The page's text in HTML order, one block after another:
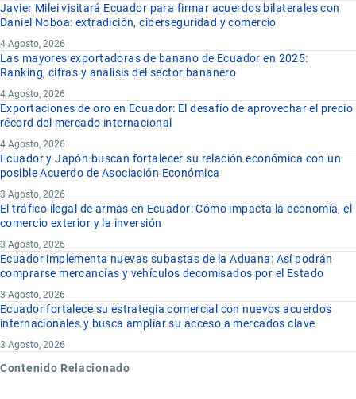
Javier Milei visitará Ecuador para firmar acuerdos bilaterales con
Daniel Noboa: extradición, ciberseguridad y comercio
4 Agosto, 2026
Las mayores exportadoras de banano de Ecuador en 2025:
Ranking, cifras y análisis del sector bananero
4 Agosto, 2026
Exportaciones de oro en Ecuador: El desafío de aprovechar el precio
récord del mercado internacional
4 Agosto, 2026
Ecuador y Japón buscan fortalecer su relación económica con un
posible Acuerdo de Asociación Económica
3 Agosto, 2026
El tráfico ilegal de armas en Ecuador: Cómo impacta la economía, el
comercio exterior y la inversión
3 Agosto, 2026
Ecuador implementa nuevas subastas de la Aduana: Así podrán
comprarse mercancías y vehículos decomisados por el Estado
3 Agosto, 2026
Ecuador fortalece su estrategia comercial con nuevos acuerdos
internacionales y busca ampliar su acceso a mercados clave
3 Agosto, 2026
Contenido Relacionado